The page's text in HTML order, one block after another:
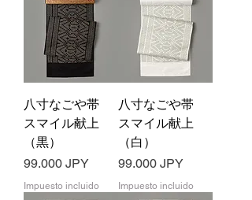
八寸なごや帯
スマイル献上
（黒）
Precio
99.000 JPY
Impuesto incluido
八寸なごや帯
スマイル献上
（白）
Precio
99.000 JPY
Impuesto incluido